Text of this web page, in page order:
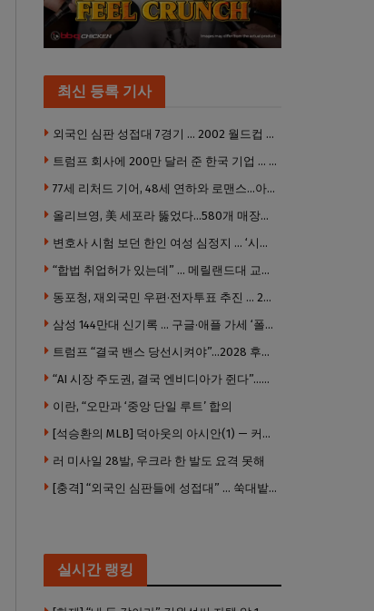
최신 등록 기사
외국인 심판 성접대 7경기 … 2002 월드컵 4강 신화도 흔들
트럼프 회사에 200만 달러 준 한국 기업 … 민주당 뇌물의혹 조사
77세 리처드 기어, 48세 연하와 로맨스…아들과 3살 차
올리브영, 美 세포라 뚫었다…580개 매장에 ‘K뷰티에딧’ 론칭
변호사 시험 보던 한인 여성 심정지 … ‘시험장측 대응 부적절’ 소송
“합법 취업허가 있는데” … 메릴랜드대 교수, 공항서 ICE에 체포, 구금 중
동포청, 재외국민 우편·전자투표 추진 … 2028년 도입 목표
삼성 144만대 신기록 … 구글·애플 가세 ‘폴더블 대전’ 열린다
트럼프 “결국 밴스 당선시켜야”…2028 후계 구도 힘 싣나
“AI 시장 주도권, 결국 엔비디아가 쥔다”…모건스탠리 장담
이란, “오만과 ‘중앙 단일 루트’ 합의
[석승환의 MLB] 덕아웃의 아시안(1) — 커트 스즈키가 우리에게 묻는 것
러 미사일 28발, 우크라 한 발도 요격 못해
[충격] “외국인 심판들에 성접대” … 쑥대밭된 축협 어디까지 추락하나
실시간 랭킹